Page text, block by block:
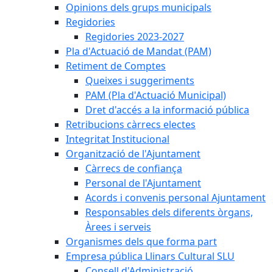
Opinions dels grups municipals
Regidories
Regidories 2023-2027
Pla d'Actuació de Mandat (PAM)
Retiment de Comptes
Queixes i suggeriments
PAM (Pla d'Actuació Municipal)
Dret d'accés a la informació pública
Retribucions càrrecs electes
Integritat Institucional
Organització de l'Ajuntament
Càrrecs de confiança
Personal de l'Ajuntament
Acords i convenis personal Ajuntament
Responsables dels diferents òrgans,
Àrees i serveis
Organismes dels que forma part
Empresa pública Llinars Cultural SLU